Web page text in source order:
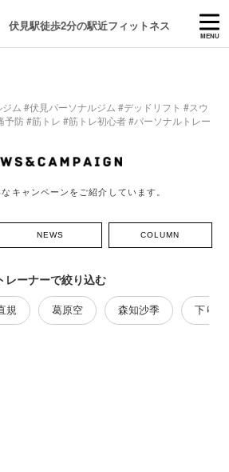
伏見駅徒歩2分の駅近フィットネス
MENU
ム #伏見パーソナルジム #デッドリフト #スウ
予防 #筋トレ #筋トレ初心者 #パーソナルトレー
キャンペーンをご紹介しています。
NEWS COLUMN
レーナーで絞り込む
規 葛原空 森知沙季 下り